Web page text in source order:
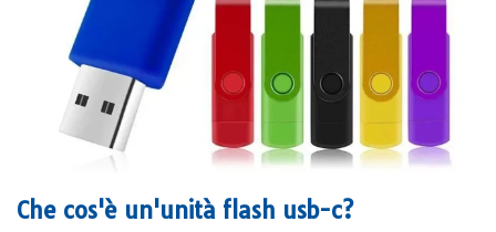
Che cos'è un'unità flash usb-c?